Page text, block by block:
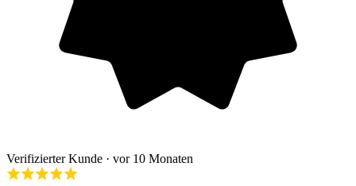
Verifizierter Kunde · vor 10 Monaten